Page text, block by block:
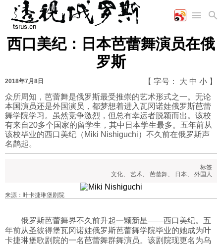
首页
国际
时政
军事
陆军
军事合作
工业
能源
农业
科技
美食
娱乐
漫画
视频
图表
西口美纪：日本芭蕾舞演员在俄
罗斯
2018年7月8日 【 字号： 大 中 小 】
众所周知，芭蕾舞是俄罗斯最受推崇的艺术形式之一。无论
本国演员还是外国演员，都梦想着进入瓦冈诺娃俄罗斯芭蕾
舞学院学习。虽然竞争激烈，但总有幸运者脱颖而出。该校
有来自20多个国家的留学生，其中日本学生最多。五年前从
该校毕业的西口美纪（Miki Nishiguchi）不久前在俄罗斯声
名鹊起。
标签
文化、 艺术、 芭蕾舞、 日本、 外国人
来源：叶卡捷琳堡剧院
俄罗斯芭蕾舞界不久前升起一颗新星——西口美纪。五
年前从圣彼得堡瓦冈诺娃俄罗斯芭蕾舞学院毕业的她成为叶
卡捷琳堡歌剧院的一名芭蕾舞群舞演员。该剧院现更名为乌